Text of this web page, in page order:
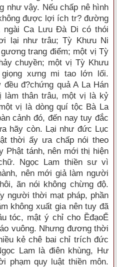
như vậy. Nếu chấp nê hình
được lợi ích tr? đường
ngài Ca Lưu Đà Di có thói
lại như trâu; Tỳ Khưu Ni
trang điểm; một vị Tỳ
chuyền; một vị Tỳ Khưu
xưng mi tao lớn lối.
đ?chứng quả A La Hán
thân trâu, một vị là kỷ
vị là dòng quí tộc Bà La
cảnh đó, đến nay tuy đắc
hãy còn. Lại như đức Lục
thời ấy ưa chấp nói theo
Phật tánh, nên mới thị hiện
Ngọc Lam thiền sư vì
nên mới giả làm người
ãn nói không chừng độ.
người thời mạt pháp, phần
không xuất gia nên tuy đã
tóc, mật ý chỉ cho ỀđạoỂ
vuông. Nhưng đương thời
kẻ chê bai chỉ trích đức
Lam là điên khùng, Hư
phạm quy luật thiền môn.